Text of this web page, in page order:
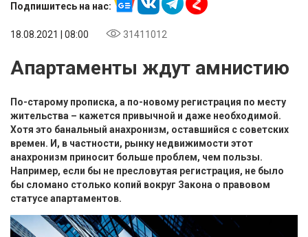
Подпишитесь на нас:
18.08.2021 | 08:00 31411012
Апартаменты ждут амнистию
По-старому прописка, а по-новому регистрация по месту
жительства – кажется привычной и даже необходимой.
Хотя это банальный анахронизм, оставшийся с советских
времен. И, в частности, рынку недвижимости этот
анахронизм приносит больше проблем, чем пользы.
Например, если бы не пресловутая регистрация, не было
бы сломано столько копий вокруг Закона о правовом
статусе апартаментов.